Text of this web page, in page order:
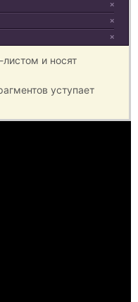
×
×
×
и носят
уступает